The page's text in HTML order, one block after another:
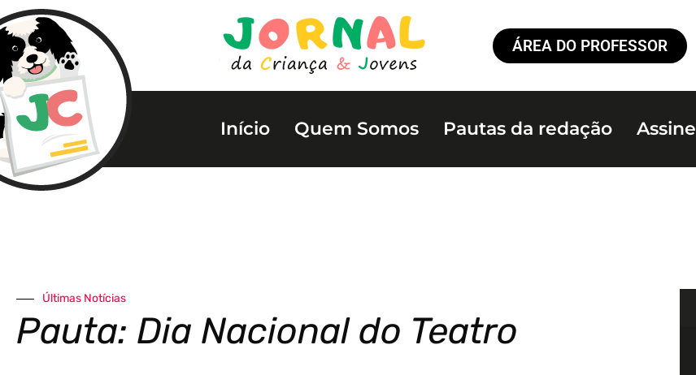
ÁREA DO PROFESSOR
Início Quem Somos Pautas da redação Assine
Últimas Notícias
Pauta: Dia Nacional do Teatro